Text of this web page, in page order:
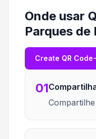
Onde usar
Parques de
Create QR Code
01